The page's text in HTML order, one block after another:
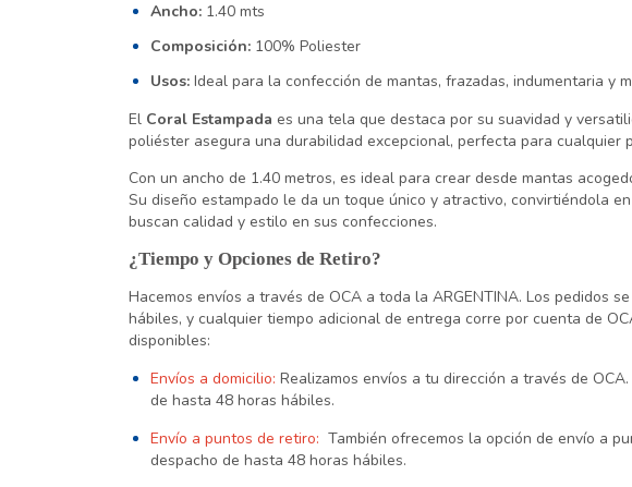
Ancho: 1.40 mts
Composición: 100% Poliester
Usos: Ideal para la confección de mantas, frazadas, indumentaria y
El Coral Estampada es una tela que destaca por su suavidad y
poliéster asegura una durabilidad excepcional, perfecta para cualquier
Con un ancho de 1.40 metros, es ideal para crear desde mantas
Su diseño estampado le da un toque único y atractivo, convirtiéndola
buscan calidad y estilo en sus confecciones.
¿Tiempo y Opciones de Retiro?
Hacemos envíos a través de OCA a toda la ARGENTINA. Los pedidos
hábiles, y cualquier tiempo adicional de entrega corre por cuenta de
disponibles:
Envíos a domicilio: Realizamos envíos a tu dirección a través de
de hasta 48 horas hábiles.
Envío a puntos de retiro: También ofrecemos la opción de envío a
despacho de hasta 48 horas hábiles.